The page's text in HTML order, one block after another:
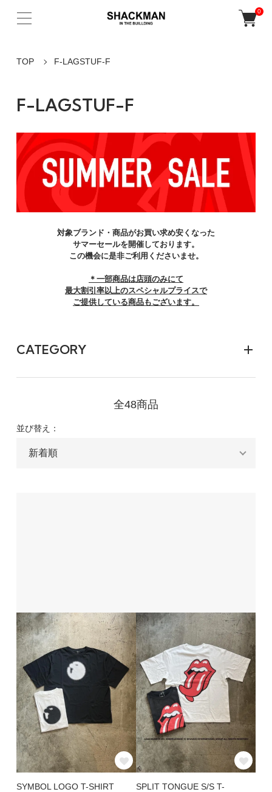
0
TOP F-LAGSTUF-F
F-LAGSTUF-F
対象ブランド・商品がお買い求め安くなった
サマーセールを開催しております。
この機会に是非ご利用くださいませ。
＊一部商品は店頭のみにて
最大割引率以上のスペシャルプライスで
ご提供している商品もございます。
CATEGORY
全48商品
並び替え：
SYMBOL LOGO T-SHIRT
SPLIT TONGUE S/S T-